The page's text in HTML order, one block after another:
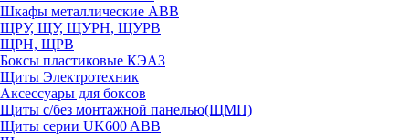
Шкафы металлические ABB
ЩРУ, ЩУ, ЩУРН, ЩУРВ
ЩРН, ЩРВ
Боксы пластиковые КЭАЗ
Щиты Электротехник
Аксессуары для боксов
Щиты с/без монтажной панелью(ЩМП)
Щиты серии UK600 ABB